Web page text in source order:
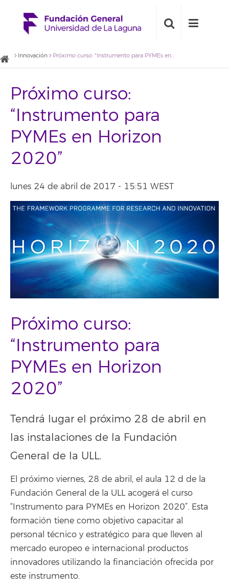
Innovación Próximo curso: “Instrumento para PYMEs en Horizon 2020”
Próximo curso:
“Instrumento para
PYMEs en Horizon
2020”
lunes 24 de abril de 2017 - 15:51 WEST
Próximo curso:
“Instrumento para
PYMEs en Horizon
2020”
Tendrá lugar el próximo 28 de abril en
las instalaciones de la Fundación
General de la ULL.
El próximo viernes, 28 de abril, el aula 12 d de la
Fundación General de la ULL acogerá el curso
“Instrumento para PYMEs en Horizon 2020”. Esta
formación tiene como objetivo capacitar al
personal técnico y estratégico para que lleven al
mercado europeo e internacional productos
innovadores utilizando la financiación ofrecida por
este instrumento.